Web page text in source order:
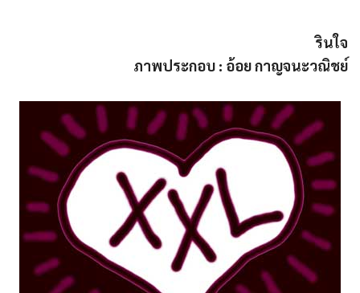
รินใจ
ภาพประกอบ : อ้อย กาญจนะวณิชย์